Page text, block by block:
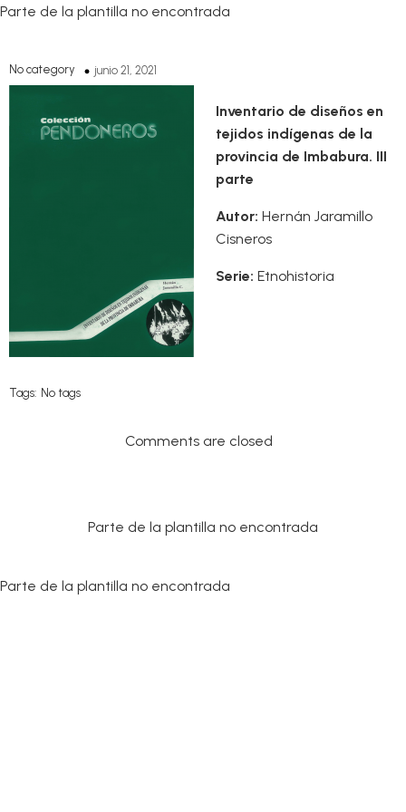
Parte de la plantilla no encontrada
No category junio 21, 2021
Inventario de diseños en
tejidos indígenas de la
provincia de Imbabura. III
parte
Autor: Hernán Jaramillo
Cisneros
Serie: Etnohistoria
Tags: No tags
Comments are closed
Parte de la plantilla no encontrada
Parte de la plantilla no encontrada